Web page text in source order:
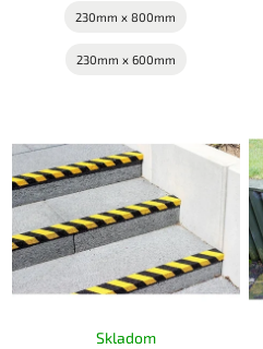
230mm x 800mm
230mm x 600mm
Skladom